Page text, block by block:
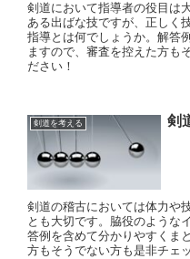
剣道において指導者の役目は
ある出ばな技ですが、正しく
指導とは何でしょうか。解答
ますので、審査を控えた方も
ださい！
剣道を考える 剣
剣道の稽古においては体力や
とも大切です。脇役のような
答例を含めて分かりやすくま
方もそうでない方も是非チェ